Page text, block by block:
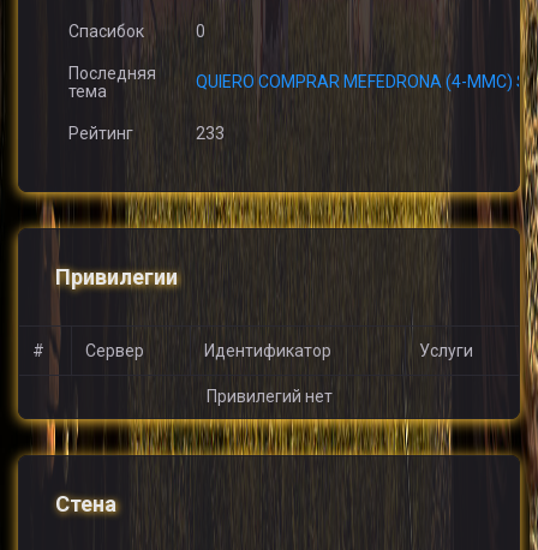
Спасибок 0
Последняя
тема
QUIERO COMPRAR MEFEDRONA (4-MMC)
Рейтинг 233
Привилегии
# Сервер Идентификатор Услуги
Привилегий нет
Стена